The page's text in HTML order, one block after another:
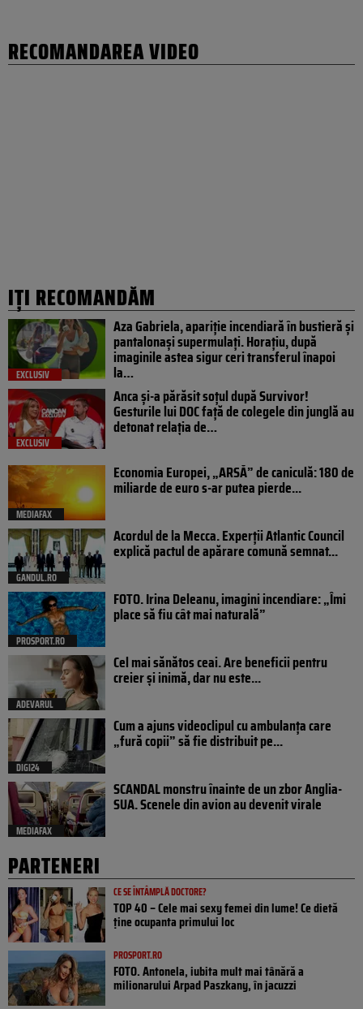
RECOMANDAREA VIDEO
IȚI RECOMANDĂM
EXCLUSIV
Aza Gabriela, apariție incendiară în bustieră și
pantalonași supermulați. Horațiu, după
imaginile astea sigur ceri transferul înapoi
la…
EXCLUSIV
Anca și-a părăsit soțul după Survivor!
Gesturile lui DOC față de colegele din junglă au
detonat relația de…
MEDIAFAX
Economia Europei, „ARSĂ” de caniculă: 180 de
miliarde de euro s-ar putea pierde...
GANDUL.RO
Acordul de la Mecca. Experții Atlantic Council
explică pactul de apărare comună semnat...
PROSPORT.RO
FOTO. Irina Deleanu, imagini incendiare: „Îmi
place să fiu cât mai naturală”
ADEVARUL
Cel mai sănătos ceai. Are beneficii pentru
creier și inimă, dar nu este...
DIGI24
Cum a ajuns videoclipul cu ambulanța care
„fură copii” să fie distribuit pe...
MEDIAFAX
SCANDAL monstru înainte de un zbor Anglia-
SUA. Scenele din avion au devenit virale
PARTENERI
CE SE ÎNTÂMPLĂ DOCTORE?
TOP 40 – Cele mai sexy femei din lume! Ce dietă
ține ocupanta primului loc
PROSPORT.RO
FOTO. Antonela, iubita mult mai tânără a
milionarului Arpad Paszkany, în jacuzzi